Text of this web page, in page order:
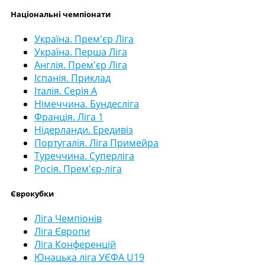
Національні чемпіонати
Україна. Прем'єр Ліга
Україна. Перша Ліга
Англія. Прем'єр Ліга
Іспанія. Приклад
Італія. Серія А
Німеччина. Бундесліга
Франція. Ліга 1
Нідерланди. Ередивіз
Португалія. Ліга Примейра
Туреччина. Суперліга
Росія. Прем'єр-ліга
Єврокубки
Ліга Чемпіонів
Ліга Європи
Ліга Конференцій
Юнацька ліга УЄФА U19